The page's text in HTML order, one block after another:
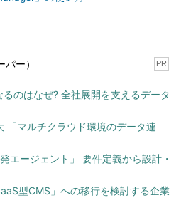
ー） PR
のはなぜ? 全社展開を支えるデータ
「マルチクラウド環境のデータ連
エージェント」 要件定義から設計・
型CMS」への移行を検討する企業